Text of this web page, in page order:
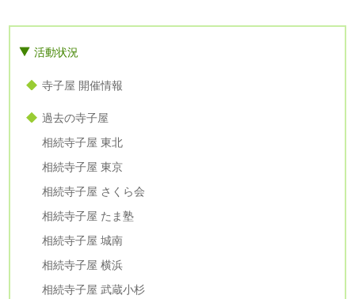
活動状況
寺子屋 開催情報
過去の寺子屋
相続寺子屋 東北
相続寺子屋 東京
相続寺子屋 さくら会
相続寺子屋 たま塾
相続寺子屋 城南
相続寺子屋 横浜
相続寺子屋 武蔵小杉